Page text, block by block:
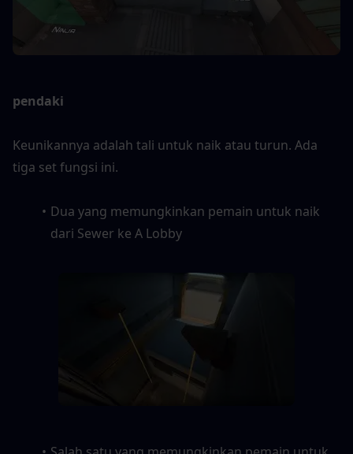
pendaki
Keunikannya adalah tali untuk naik atau turun. Ada
tiga set fungsi ini.
Dua yang memungkinkan pemain untuk naik
dari Sewer ke A Lobby